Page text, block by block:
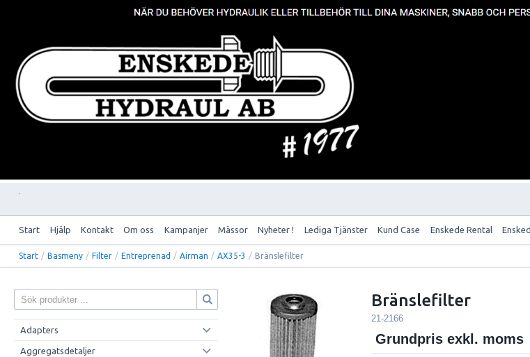
Start Hjälp Kontakt Om oss Kampanjer Mässor Nyheter ! Lediga Tjänster Kund Case Enskede Rental
Start / Basmeny / Filter / Entreprenad / Airman / AX35-3 / Bränslefilter
Adapters
Aggregatsdetaljer
Bränslefilter
21-2166
Grundpris exkl. moms